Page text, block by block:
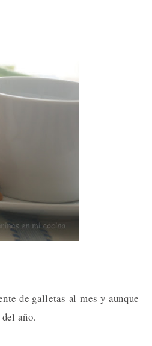
de galletas al mes y aunque
año.